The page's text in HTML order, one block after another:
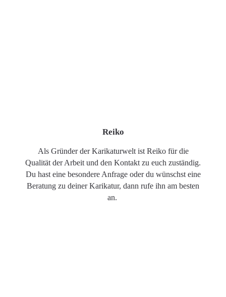
Reiko
Als Gründer der Karikaturwelt ist Reiko für die
Qualität der Arbeit und den Kontakt zu euch zuständig.
Du hast eine besondere Anfrage oder du wünschst eine
Beratung zu deiner Karikatur, dann rufe ihn am besten
an.